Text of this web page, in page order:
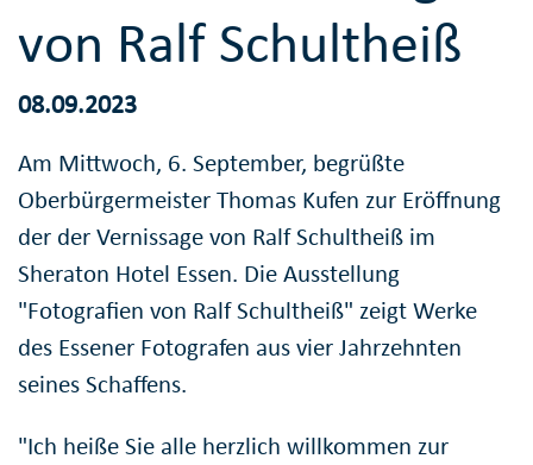
von Ralf Schultheiß
08.09.2023
Am Mittwoch, 6. September, begrüßte
Oberbürgermeister Thomas Kufen zur Eröffnung
der der Vernissage von Ralf Schultheiß im
Sheraton Hotel Essen. Die Ausstellung
"Fotografien von Ralf Schultheiß" zeigt Werke
des Essener Fotografen aus vier Jahrzehnten
seines Schaffens.
"Ich heiße Sie alle herzlich willkommen zur